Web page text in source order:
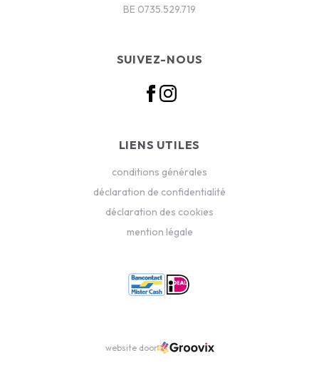
BE 0735.529.719
SUIVEZ-NOUS
LIENS UTILES
conditions générales
déclaration de confidentialité
déclaration des cookies
mention légale
website door